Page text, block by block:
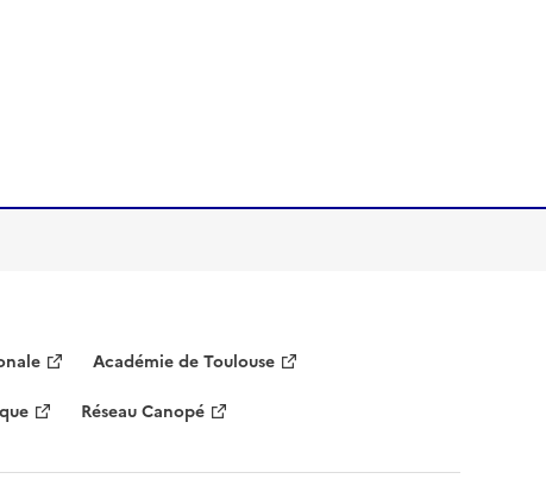
Académie de Toulouse
Réseau Canopé